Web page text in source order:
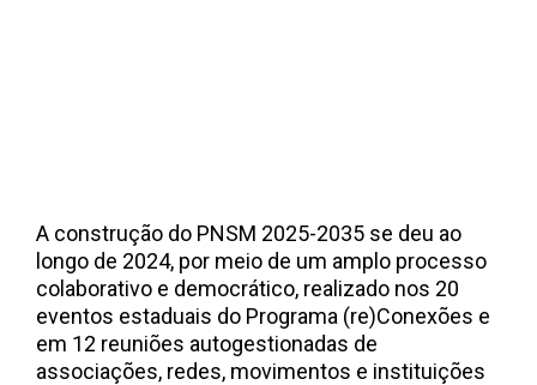
A construção do PNSM 2025-2035 se deu ao
longo de 2024, por meio de um amplo processo
colaborativo e democrático, realizado nos 20
eventos estaduais do Programa (re)Conexões e
em 12 reuniões autogestionadas de
associações, redes, movimentos e instituições